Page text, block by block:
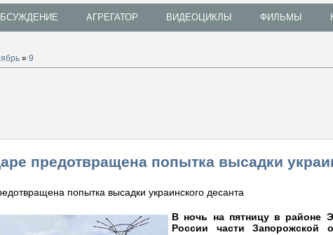
АГРЕГАТОР ВИДЕОЦИКЛЫ ФИЛЬМЫ
» 9
предотвращена попытка высадки
В ночь на пятницу в районе
России части Запорожской